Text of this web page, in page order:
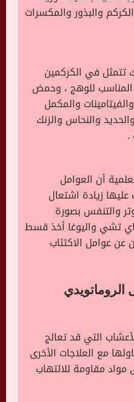
والبذور والمكسرات
تتمثل في الكركمين
للوهج ، وحمض
والمكمل
والنحاس والزنك
.
أن العوامل
زيادة اشتعال
والتنفس بصورة
تشي واليوغا أخذ قسط
عن عوامل الاكتئاب
الروماتويدي
التي قد تعالج
مع العلاجات الأخرى
مقاومة للالتهاب